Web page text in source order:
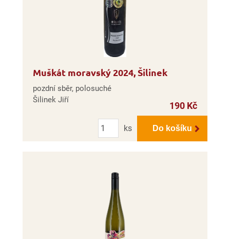
Muškát moravský 2024, Šilinek
pozdní sběr, polosuché
Šilinek Jiří
190 Kč
Počet
ks
Do košíku